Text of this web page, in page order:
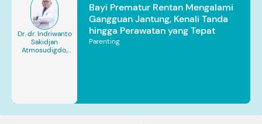
Dr. dr. Indriwanto
Sakidjan
Atmosudigdo,
Bayi Prematur Rentan Mengalami
Gangguan Jantung, Kenali Tanda
hingga Perawatan yang Tepat
Parenting